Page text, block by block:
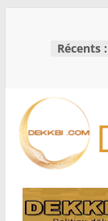
Récents :